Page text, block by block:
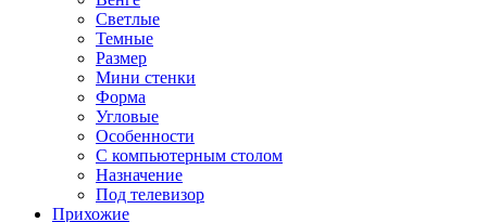
Светлые
Темные
Размер
Мини стенки
Форма
Угловые
Особенности
С компьютерным столом
Назначение
Под телевизор
Прихожие